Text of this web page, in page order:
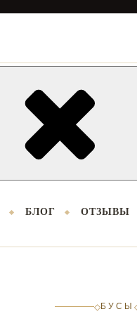
БЛОГ ОТЗЫВЫ
◇БУСЫ